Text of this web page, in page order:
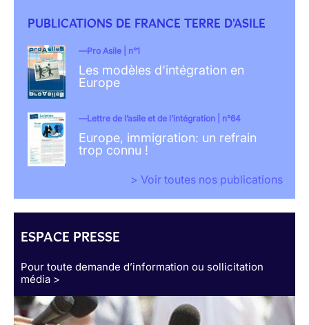
PUBLICATIONS DE FRANCE TERRE D'ASILE
Pro Asile | n°1
Les modèles d'intégration en
Europe
Lettre de l’asile et de l’intégration | n°64
Europe, immigration: un refrain
trop connu !
> Voir toutes nos publications
ESPACE PRESSE
Pour toute demande d’information ou sollicitation
média >